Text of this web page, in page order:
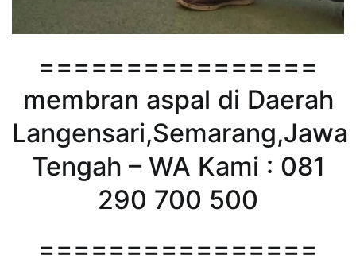
================
membran aspal di Daerah
Langensari,Semarang,Jawa
Tengah – WA Kami : 081
290 700 500
================